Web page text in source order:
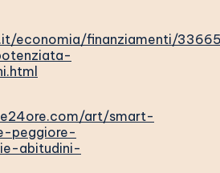
economia/finanziamenti/
art/smart-
peggiore-
abitudini-